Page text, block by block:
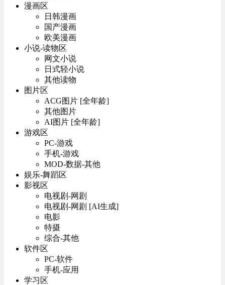
漫画区
日韩漫画
国产漫画
欧美漫画
小说-读物区
网文小说
日式轻小说
其他读物
图片区
ACG图片 [全年龄]
其他图片
AI图片 [全年龄]
游戏区
PC-游戏
手机-游戏
MOD-数据-其他
娱乐-舞蹈区
影视区
电视剧-网剧
电视剧-网剧 [AI生成]
电影
特摄
综合-其他
软件区
PC-软件
手机-应用
学习区